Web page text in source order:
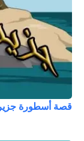
قصة أسطورة